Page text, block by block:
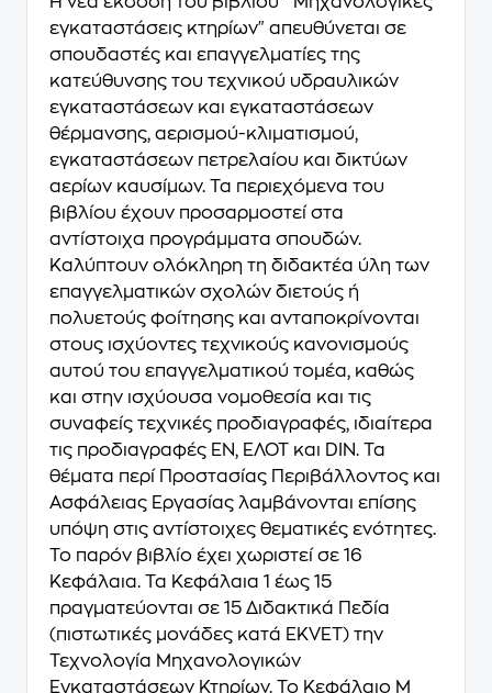
εγκαταστάσεις κτηρίων" απευθύνεται σε
σπουδαστές και επαγγελματίες της
κατεύθυνσης του τεχνικού υδραυλικών
εγκαταστάσεων και εγκαταστάσεων
θέρμανσης, αερισμού-κλιματισμού,
εγκαταστάσεων πετρελαίου και δικτύων
αερίων καυσίμων. Τα περιεχόμενα του
βιβλίου έχουν προσαρμοστεί στα
αντίστοιχα προγράμματα σπουδών.
Καλύπτουν ολόκληρη τη διδακτέα ύλη των
επαγγελματικών σχολών διετούς ή
πολυετούς φοίτησης και ανταποκρίνονται
στους ισχύοντες τεχνικούς κανονισμούς
αυτού του επαγγελματικού τομέα, καθώς
και στην ισχύουσα νομοθεσία και τις
συναφείς τεχνικές προδιαγραφές, ιδιαίτερα
τις προδιαγραφές EN, ΕΛΟΤ και DIN. Τα
θέματα περί Προστασίας Περιβάλλοντος και
Ασφάλειας Εργασίας λαμβάνονται επίσης
υπόψη στις αντίστοιχες θεματικές ενότητες.
Το παρόν βιβλίο έχει χωριστεί σε 16
Κεφάλαια. Τα Κεφάλαια 1 έως 15
πραγματεύονται σε 15 Διδακτικά Πεδία
(πιστωτικές μονάδες κατά EKVET) την
Τεχνολογία Μηχανολογικών
Εγκαταστάσεων Κτηρίων. Το Κεφάλαιο M